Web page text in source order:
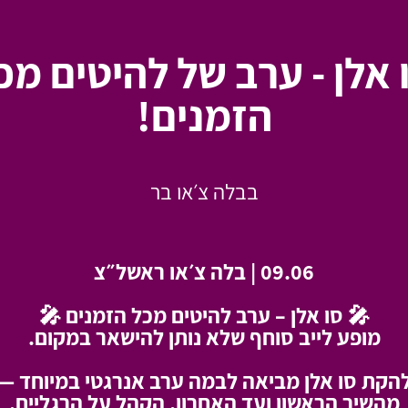
אלן - ערב של להיטים
הזמנים!
בבלה צ׳או בר
09.06 | בלה צ׳או ראשל״צ
🎤 סו אלן – ערב להיטים מכל הזמנים 🎤
מופע לייב סוחף שלא נותן להישאר במקום.
סו אלן מביאה לבמה ערב אנרגטי במיוחד